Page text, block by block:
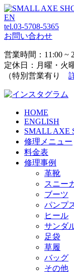
EN
tel.03-5708-5365
お問い合わせ
営業時間：11:00 ~
定休日：月曜・火
（特別営業有り
HOME
ENGLISH
SMALL AXE
修理メニュー
料金表
修理事例
革靴
スニー
ブーツ
パンプ
ヒール
サンダ
足袋
草履
バッグ
その他